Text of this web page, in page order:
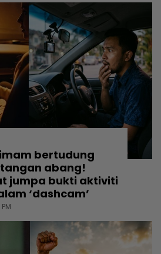
bertudung
abang!
jumpa bukti aktiviti
‘dashcam’